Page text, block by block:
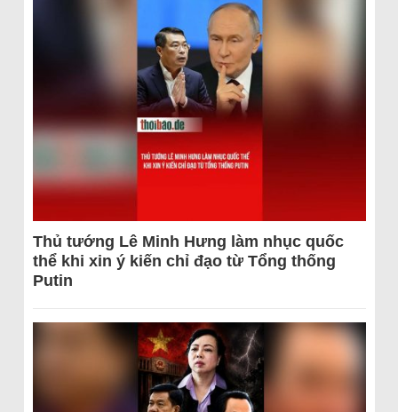
Thủ tướng Lê Minh Hưng làm nhục quốc
thể khi xin ý kiến chỉ đạo từ Tổng thống
Putin